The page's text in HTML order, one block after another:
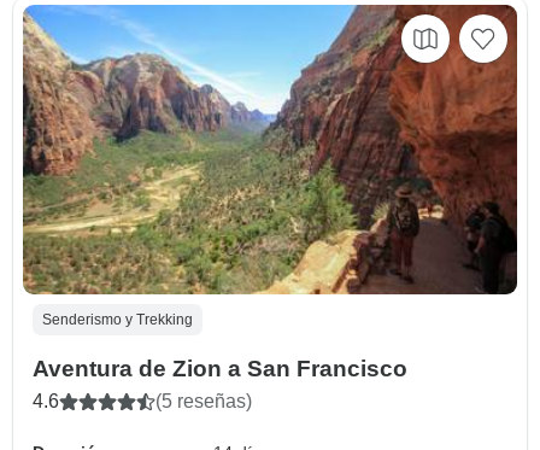
Senderismo y Trekking
Aventura de Zion a San Francisco
4.6 (5 reseñas)